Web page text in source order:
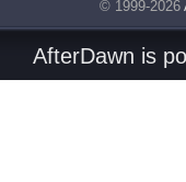
© 1999-2026
AfterDawn is